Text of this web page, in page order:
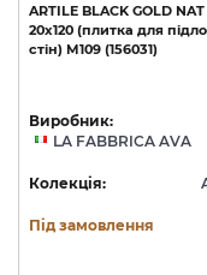
ARTILE BLACK GOLD NAT
20х120 (плитка для
стін) M109 (156031)
Виробник:
LA FABBRICA AVA
Колекція:
Під замовлення